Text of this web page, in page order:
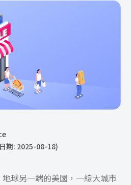
期: 2025-08-18)
球另一端的美國，一線大城市